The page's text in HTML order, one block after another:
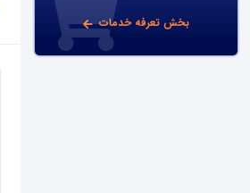
بخش تعرفه خدمات